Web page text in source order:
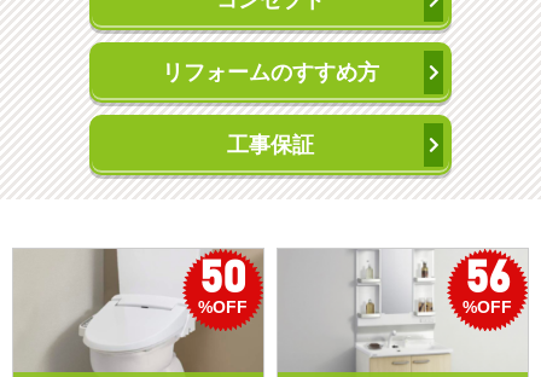
リフォームのすすめ方
工事保証
50
%OFF
56
%OFF